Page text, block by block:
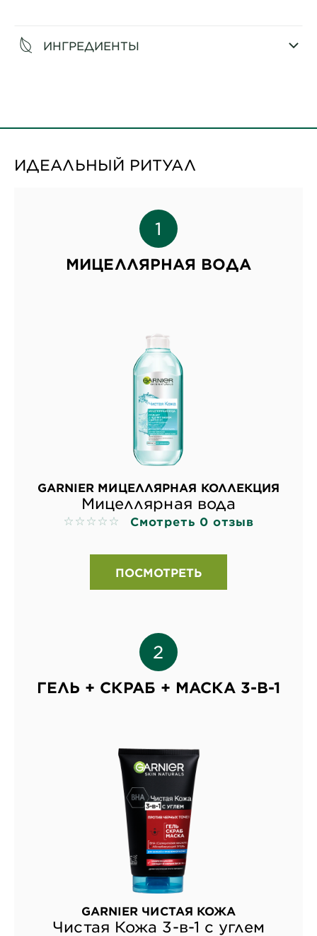
ИНГРЕДИЕНТЫ
ИДЕАЛЬНЫЙ РИТУАЛ
МИЦЕЛЛЯРНАЯ ВОДА
GARNIER МИЦЕЛЛЯРНАЯ КОЛЛЕКЦИЯ
Мицеллярная вода
No reviews Смотреть 0 отзыв
ПОСМОТРЕТЬ
ГЕЛЬ + СКРАБ + МАСКА 3-В-1
GARNIER ЧИСТАЯ КОЖА
Чистая Кожа 3-в-1 с углем